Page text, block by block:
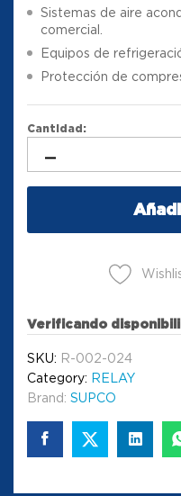
Sistemas de aire
comercial.
Equipos de
Protección de
Cantidad:
Verificando
SKU: R-002-024
Category: RELAY
Brand: SUPCO